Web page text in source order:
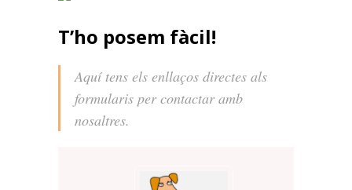
T’ho posem fàcil!
Aquí tens els enllaços directes als
formularis per contactar amb
nosaltres.